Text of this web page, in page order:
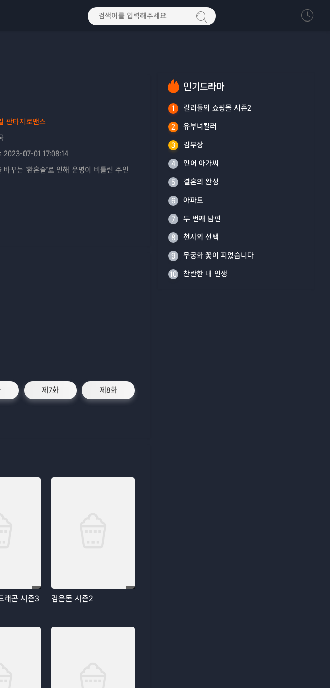
판타지로맨스
2023-07-01 17:08:14
꾸는 '환혼술'로 인해 운명이 비틀린 주인
제7화 제8화
래곤 시즌3 검은돈 시즌2
인기드라마
1 킬러들의 쇼핑몰 시즌2
2 유부녀킬러
3 김부장
4 인어 아가씨
5 결혼의 완성
6 아파트
7 두 번째 남편
8 천사의 선택
9 무궁화 꽃이 피었습니다
10 찬란한 내 인생